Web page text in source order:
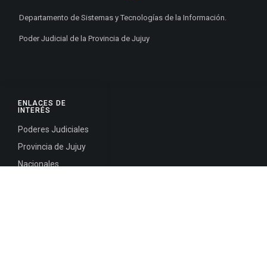
ENLACES DE
INTERÉS
Poderes Judiciales
Provincia de Jujuy
Nacionales
Departamento de Sistemas y Tecnologías de la Información.
Poder Judicial de la Provincia de Jujuy